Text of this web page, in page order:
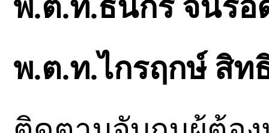
พ.ต.ท.ธนกร จันรอ
พ.ต.ท.ไกรฤกษ์ สิท